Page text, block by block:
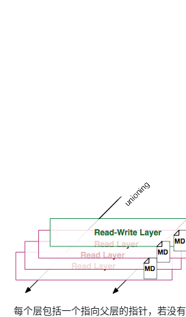
每个层包括一个指向父层的指针，若没